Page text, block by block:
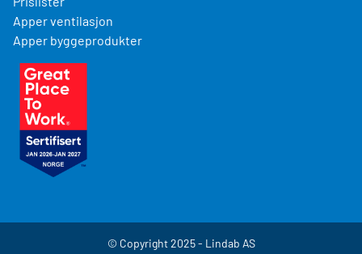
Apper ventilasjon
Apper byggeprodukter
© Copyright 2025 - Lindab AS